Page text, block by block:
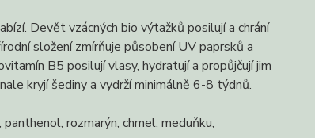
Devět vzácných bio výtažků posilují a chrání
složení zmírňuje působení UV paprsků a
B5 posilují vlasy, hydratují a propůjčují jim
kryjí šediny a vydrží minimálně 6-8 týdnů.
rozmarýn, chmel, meduňku,